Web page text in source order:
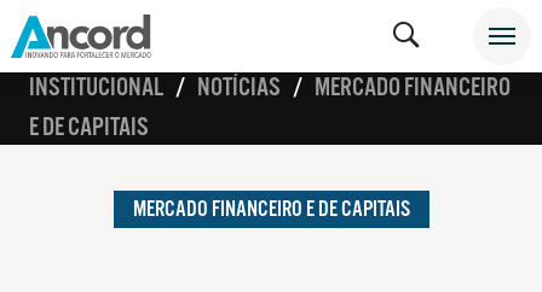
INSTITUCIONAL NOTÍCIAS
MERCADO FINANCEIRO
E DE CAPITAIS
MERCADO FINANCEIRO E DE CAPITAIS